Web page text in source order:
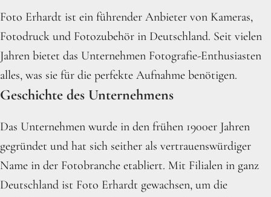
Foto Erhardt ist ein führender Anbieter von Kameras,
Fotodruck und Fotozubehör in Deutschland. Seit vielen
Jahren bietet das Unternehmen Fotografie-Enthusiasten
alles, was sie für die perfekte Aufnahme benötigen.
Geschichte des Unternehmens
Das Unternehmen wurde in den frühen 1900er Jahren
gegründet und hat sich seither als vertrauenswürdiger
Name in der Fotobranche etabliert. Mit Filialen in ganz
Deutschland ist Foto Erhardt gewachsen, um die